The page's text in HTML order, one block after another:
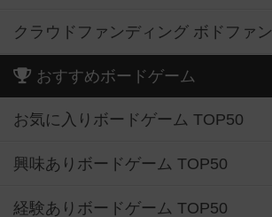
クラウドファンディング ボドファン
おすすめボードゲーム
お気に入りボードゲーム TOP50
興味ありボードゲーム TOP50
経験ありボードゲーム TOP50